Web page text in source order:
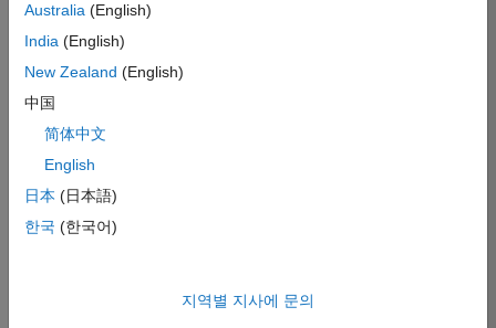
R2018a
9.4
R2017b
R2016b
R2016a
R2015b
R2015a
Windows |Linux
Australia (English)
India (English)
New Zealand (English)
中国
简体中文
English
日本 (日本語)
한국 (한국어)
지역별 지사에 문의